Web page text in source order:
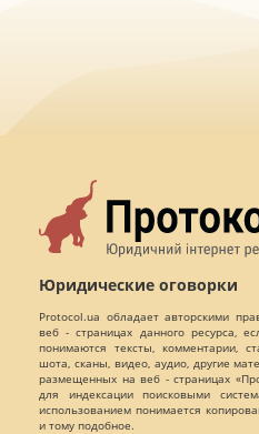
Юридические оговорки
Protocol.ua обладает авторскими
веб - страницах данного ресурса,
понимаются тексты, комментарии,
шота, сканы, видео, аудио, другие
размещенных на веб - страницах
для индексации поисковыми
использованием понимается
и тому подобное.